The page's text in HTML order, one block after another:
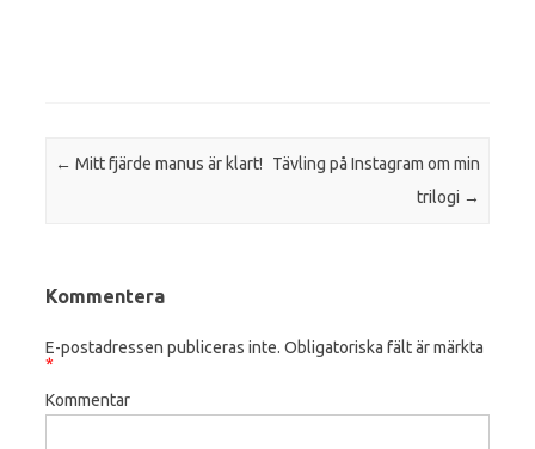
Post navigation
← Mitt fjärde manus är klart!
Tävling på Instagram om min
trilogi →
Kommentera
E-postadressen publiceras inte. Obligatoriska fält är märkta
*
Kommentar